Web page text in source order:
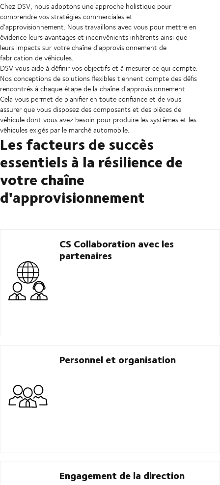
Chez DSV, nous adoptons une approche holistique pour
comprendre vos stratégies commerciales et
d'approvisionnement. Nous travaillons avec vous pour mettre en
évidence leurs avantages et inconvénients inhérents ainsi que
leurs impacts sur votre chaîne d'approvisionnement de
fabrication de véhicules.
DSV vous aide à définir vos objectifs et à mesurer ce qui compte.
Nos conceptions de solutions flexibles tiennent compte des défis
rencontrés à chaque étape de la chaîne d'approvisionnement.
Cela vous permet de planifier en toute confiance et de vous
assurer que vous disposez des composants et des pièces de
véhicule dont vous avez besoin pour produire les systèmes et les
véhicules exigés par le marché automobile.
Les facteurs de succès
essentiels à la résilience de
votre chaîne
d'approvisionnement
CS Collaboration avec les
partenaires
Personnel et organisation
Engagement de la direction